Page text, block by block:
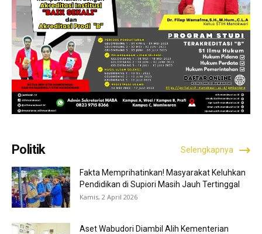
Politik Selengkapnya
Fakta Memprihatinkan! Masyarakat Keluhkan
Pendidikan di Supiori Masih Jauh Tertinggal
Kamis, 2 April 2026
Aset Wabudori Diambil Alih Kementerian